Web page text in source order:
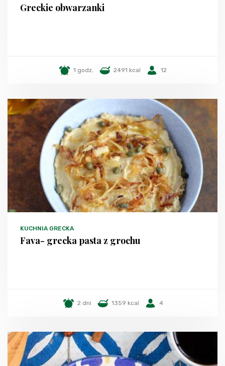
Greckie obwarzanki
1 godz. 2491 kcal 12
KUCHNIA GRECKA
Fava- grecka pasta z grochu
2 dni 1359 kcal 4